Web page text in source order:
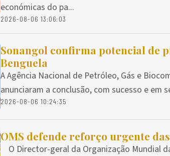
económicas do pa...
2026-08-06 13:06:03
Sonangol confirma potencial de
Benguela
A Agência Nacional de Petróleo, Gás e
anunciaram a conclusão, com sucesso e em
2026-08-06 10:24:35
OMS defende reforço urgente
O Director-geral da Organização Mundial